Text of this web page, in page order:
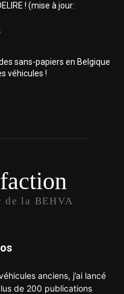
! (mise à jour:
sans-papiers en Belgique
véhicules !
de la BEHVA
anciens, j’ai lancé
de 200 publications